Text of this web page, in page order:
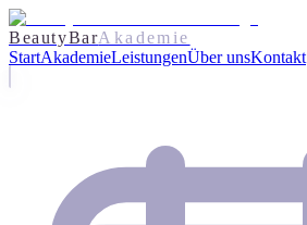
BeautyBarAkademie
StartAkademieLeistungenÜber unsKontakt